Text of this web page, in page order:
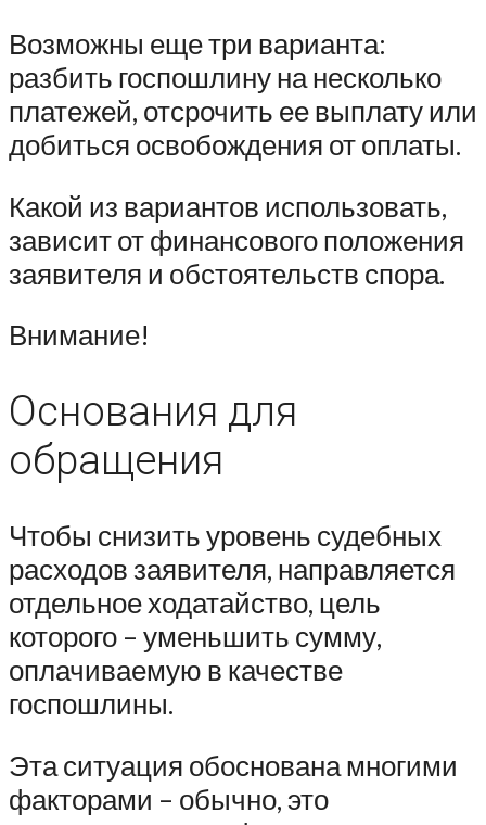
Возможны еще три варианта:
разбить госпошлину на несколько
платежей, отсрочить ее выплату или
добиться освобождения от оплаты.
Какой из вариантов использовать,
зависит от финансового положения
заявителя и обстоятельств спора.
Внимание!
Основания для
обращения
Чтобы снизить уровень судебных
расходов заявителя, направляется
отдельное ходатайство, цель
которого – уменьшить сумму,
оплачиваемую в качестве
госпошлины.
Эта ситуация обоснована многими
факторами – обычно, это